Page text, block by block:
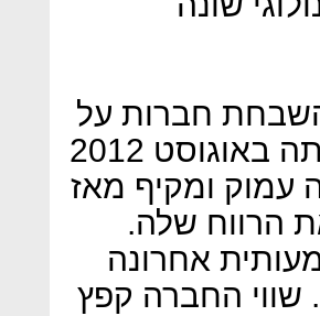
השבחת חברות על
ידי פימי. הראשונה היתה המלט. "רכשנו אותה באוגוסט 2012
עמוק ומקיף מאז
היא הכפילה את ההכנסות פי 2 ואת הרווח שלה.
משמעותית אחרונה
שווי החברה קפץ